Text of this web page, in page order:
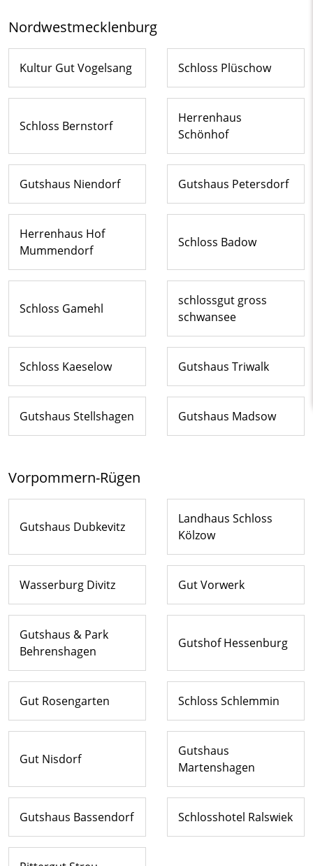
Nordwestmecklenburg
Kultur Gut Vogelsang Schloss Plüschow
Schloss Bernstorf
Herrenhaus
Schönhof
Gutshaus Niendorf Gutshaus Petersdorf
Herrenhaus Hof
Mummendorf
Schloss Badow
Schloss Gamehl
schlossgut gross
schwansee
Schloss Kaeselow Gutshaus Triwalk
Gutshaus Stellshagen Gutshaus Madsow
Vorpommern-Rügen
Gutshaus Dubkevitz
Landhaus Schloss
Kölzow
Wasserburg Divitz Gut Vorwerk
Gutshaus & Park
Behrenshagen
Gutshof Hessenburg
Gut Rosengarten Schloss Schlemmin
Gut Nisdorf
Gutshaus
Martenshagen
Gutshaus Bassendorf Schlosshotel Ralswiek